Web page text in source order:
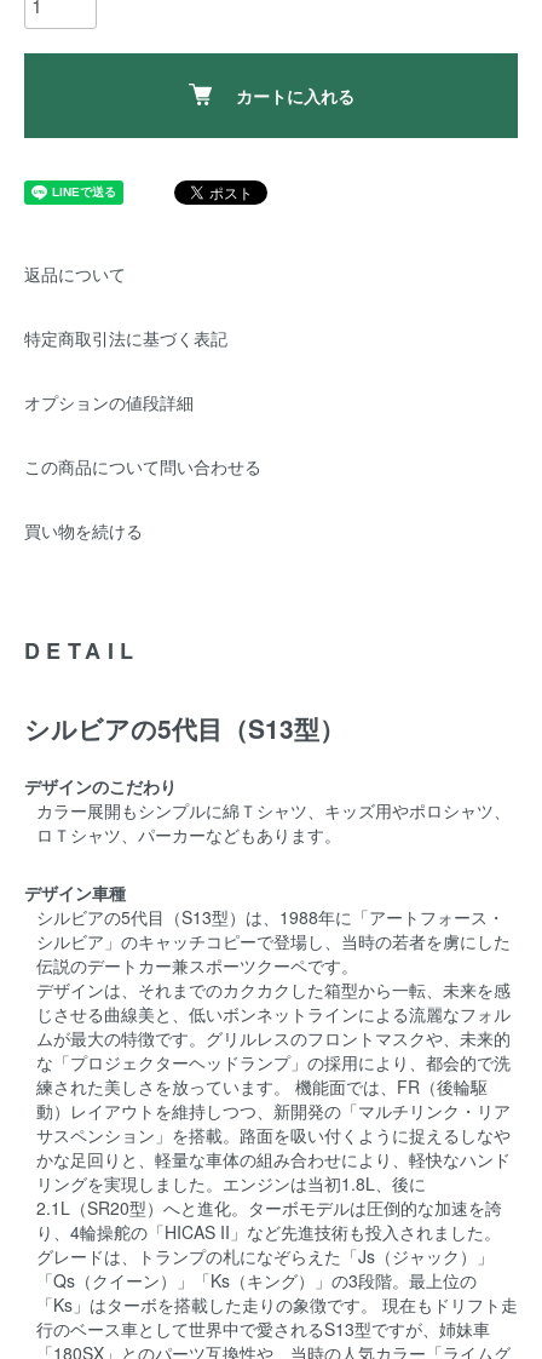
カートに入れる
返品について
特定商取引法に基づく表記
オプションの値段詳細
この商品について問い合わせる
買い物を続ける
DETAIL
シルビアの5代目（S13型）
デザインのこだわり
カラー展開もシンプルに綿Ｔシャツ、キッズ用やポロシャツ、
ロＴシャツ、パーカーなどもあります。
デザイン車種
シルビアの5代目（S13型）は、1988年に「アートフォース・
シルビア」のキャッチコピーで登場し、当時の若者を虜にした
伝説のデートカー兼スポーツクーペです。
デザインは、それまでのカクカクした箱型から一転、未来を感
じさせる曲線美と、低いボンネットラインによる流麗なフォル
ムが最大の特徴です。グリルレスのフロントマスクや、未来的
な「プロジェクターヘッドランプ」の採用により、都会的で洗
練された美しさを放っています。 機能面では、FR（後輪駆
動）レイアウトを維持しつつ、新開発の「マルチリンク・リア
サスペンション」を搭載。路面を吸い付くように捉えるしなや
かな足回りと、軽量な車体の組み合わせにより、軽快なハンド
リングを実現しました。エンジンは当初1.8L、後に
2.1L（SR20型）へと進化。ターボモデルは圧倒的な加速を誇
り、4輪操舵の「HICAS II」など先進技術も投入されました。
グレードは、トランプの札になぞらえた「Js（ジャック）」
「Qs（クイーン）」「Ks（キング）」の3段階。最上位の
「Ks」はターボを搭載した走りの象徴です。 現在もドリフト走
行のベース車として世界中で愛されるS13型ですが、姉妹車
「180SX」とのパーツ互換性や、当時の人気カラー「ライムグ